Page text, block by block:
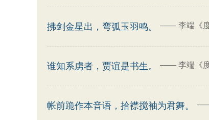
拂剑金星出，弯弧玉羽鸣。 —— 李端《
谁知系虏者，贾谊是书生。 —— 李端《
帐前跪作本音语，拾襟搅袖为君舞。